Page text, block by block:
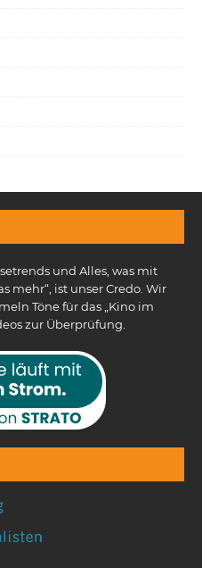
und Alles, was mit
mehr“, ist unser Credo. Wir
Töne für das „Kino im
zur Überprüfung.